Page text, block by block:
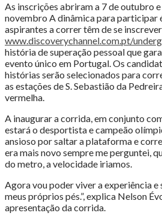
As inscrições abriram a 7 de outubro
novembro A dinâmica para participar
aspirantes a correr têm de se
www.discoverychannel.com.pt/
história de superação pessoal que
evento único em Portugal. Os
histórias serão selecionados para
as estações de S. Sebastião da
vermelha.
A inaugurar a corrida, em conjunto
estará o desportista e campeão
ansioso por saltar a plataforma e
era mais novo sempre me perguntei,
do metro, a velocidade iriamos.
Agora vou poder viver a experiência
meus próprios pés.”, explica Nelson
apresentação da corrida.